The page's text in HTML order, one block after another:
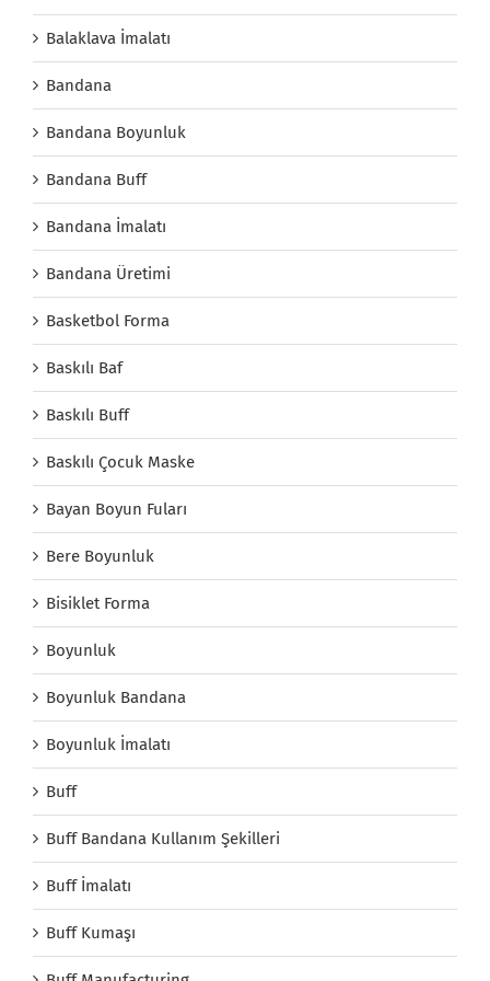
Balaklava İmalatı
Bandana
Bandana Boyunluk
Bandana Buff
Bandana İmalatı
Bandana Üretimi
Basketbol Forma
Baskılı Baf
Baskılı Buff
Baskılı Çocuk Maske
Bayan Boyun Fuları
Bere Boyunluk
Bisiklet Forma
Boyunluk
Boyunluk Bandana
Boyunluk İmalatı
Buff
Buff Bandana Kullanım Şekilleri
Buff İmalatı
Buff Kumaşı